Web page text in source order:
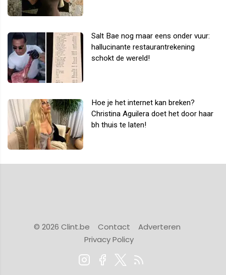
Salt Bae nog maar eens onder vuur:
hallucinante restaurantrekening
schokt de wereld!
Hoe je het internet kan breken?
Christina Aguilera doet het door haar
bh thuis te laten!
© 2026 Clint.be Contact
Adverteren
Privacy Policy